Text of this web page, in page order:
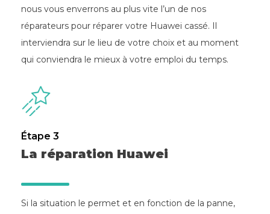
nous vous enverrons au plus vite l’un de nos
réparateurs pour réparer votre Huawei cassé. Il
interviendra sur le lieu de votre choix et au moment
qui conviendra le mieux à votre emploi du temps.
Étape 3
La réparation Huawei
Si la situation le permet et en fonction de la panne,